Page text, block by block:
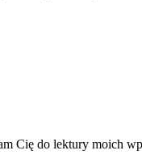
Cię do lektury moich